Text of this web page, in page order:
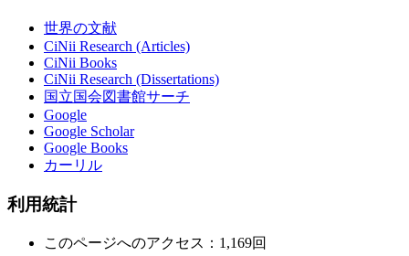
世界の文献
CiNii Research (Articles)
CiNii Books
CiNii Research (Dissertations)
国立国会図書館サーチ
Google
Google Scholar
Google Books
カーリル
利用統計
このページへのアクセス：1,169回